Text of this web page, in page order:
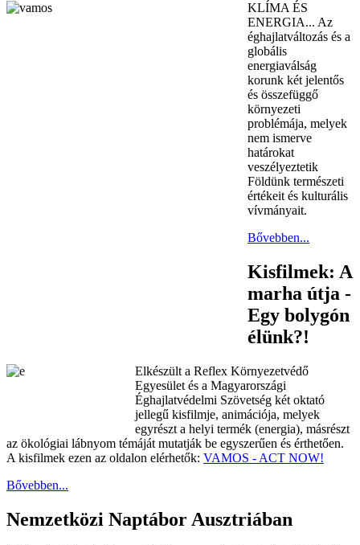
KLÍMA ÉS
ENERGIA... Az
éghajlatváltozás és a
globális
energiaválság
korunk két jelentős
és összefüggő
környezeti
problémája, melyek
nem ismerve
határokat
veszélyeztetik
Földünk természeti
értékeit és kulturális
vívmányait.
Bővebben...
Kisfilmek: A
marha útja -
Egy bolygón
élünk?!
Elkészült a Reflex Környezetvédő
Egyesület és a Magyarországi
Éghajlatvédelmi Szövetség két oktató
jellegű kisfilmje, animációja, melyek
egyrészt a helyi termék (energia), másrészt
az ökológiai lábnyom témáját mutatják be egyszerűen és érthetően.
A kisfilmek ezen az oldalon elérhetők: VAMOS - ACT NOW!
Bővebben...
Nemzetközi Naptábor Ausztriában